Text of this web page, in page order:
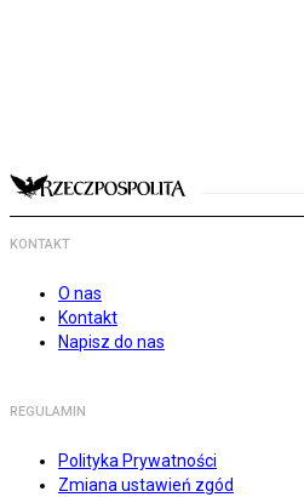
KONTAKT
O nas
Kontakt
Napisz do nas
REGULAMIN
Polityka Prywatności
Zmiana ustawień zgód